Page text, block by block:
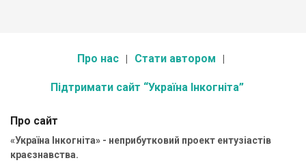
Про нас Стати автором
Підтримати сайт “Україна Інкогніта”
Про сайт
«Україна Інкогніта» - неприбутковий проект ентузіастів
краєзнавства.